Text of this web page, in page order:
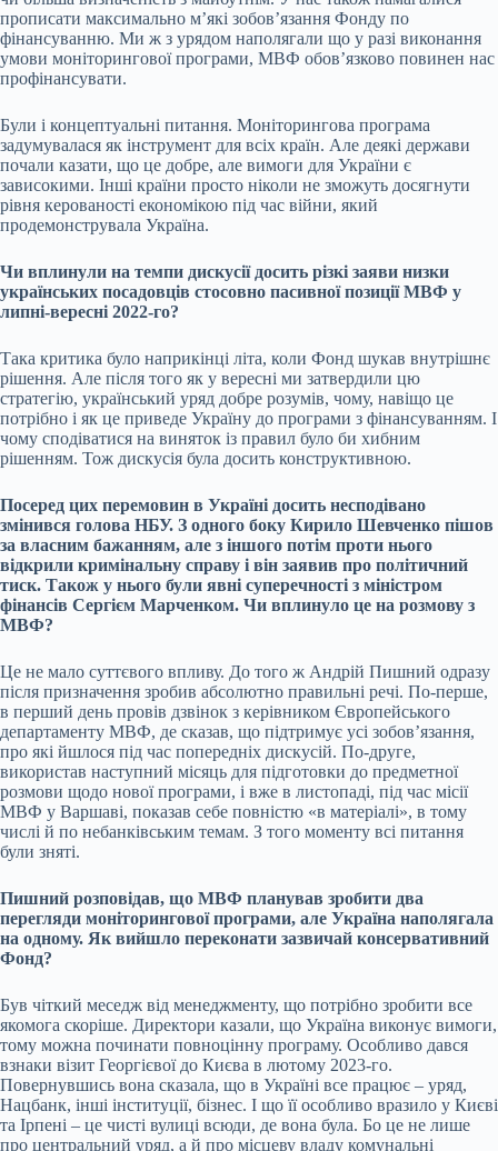
прописати максимально м’які зобов’язання Фонду по
фінансуванню. Ми ж з урядом наполягали що у разі виконання
умови моніторингової програми, МВФ обов’язково повинен нас
профінансувати.
Були і концептуальні питання. Моніторингова програма
задумувалася як інструмент для всіх країн. Але деякі держави
почали казати, що це добре, але вимоги для України є
зависокими. Інші країни просто ніколи не зможуть досягнути
рівня керованості економікою під час війни, який
продемонструвала Україна.
Чи вплинули на темпи дискусії досить різкі заяви низки
українських посадовців стосовно пасивної позиції МВФ у
липні-вересні 2022-го?
Така критика було наприкінці літа, коли Фонд шукав внутрішнє
рішення. Але після того як у вересні ми затвердили цю
стратегію, український уряд добре розумів, чому, навіщо це
потрібно і як це приведе Україну до програми з фінансуванням. І
чому сподіватися на виняток із правил було би хибним
рішенням. Тож дискусія була досить конструктивною.
Посеред цих перемовин в Україні досить несподівано
змінився голова НБУ. З одного боку Кирило Шевченко пішов
за власним бажанням, але з іншого потім проти нього
відкрили кримінальну справу і він заявив про політичний
тиск. Також у нього були явні суперечності з міністром
фінансів Сергієм Марченком. Чи вплинуло це на розмову з
МВФ?
Це не мало суттєвого впливу. До того ж Андрій Пишний одразу
після призначення зробив абсолютно правильні речі. По-перше,
в перший день провів дзвінок з керівником Європейського
департаменту МВФ, де сказав, що підтримує усі зобовʼязання,
про які йшлося під час попередніх дискусій. По-друге,
використав наступний місяць для підготовки до предметної
розмови щодо нової програми, і вже в листопаді, під час місії
МВФ у Варшаві, показав себе повністю «в матеріалі», в тому
числі й по небанківським темам. З того моменту всі питання
були зняті.
Пишний розповідав, що МВФ планував зробити два
перегляди моніторингової програми, але Україна наполягала
на одному. Як вийшло переконати зазвичай консервативний
Фонд?
Був чіткий меседж від менеджменту, що потрібно зробити все
якомога скоріше. Директори казали, що Україна виконує вимоги,
тому можна починати повноцінну програму. Особливо дався
взнаки візит Георгієвої до Києва в лютому 2023-го.
Повернувшись вона сказала, що в Україні все працює – уряд,
Нацбанк, інші інституції, бізнес. І що її особливо вразило у Києві
та Ірпені – це чисті вулиці всюди, де вона була. Бо це не лише
про центральний уряд, а й про місцеву владу комунальні